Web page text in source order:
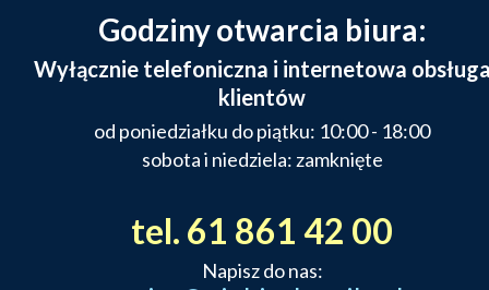
Godziny otwarcia biura:
Wyłącznie telefoniczna i internetowa
klientów
od poniedziałku do piątku: 10:00 - 18:00
sobota i niedziela: zamknięte
tel. 61 861 42 00
Napisz do nas: